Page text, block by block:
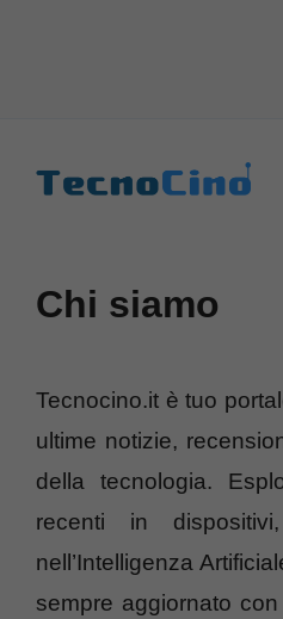
Chi siamo
Tecnocino.it è tuo
ultime notizie,
della tecnologia.
recenti in
nell’Intelligenza
sempre aggiornato